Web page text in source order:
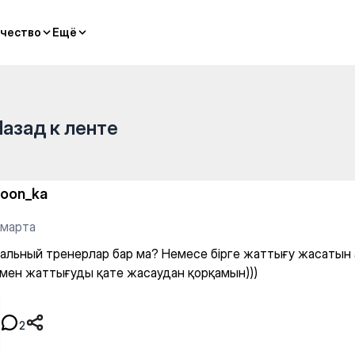
Ещё
Ещё
ма? Немесе бірге
к ленте
марта
тренерлар бар ма? Немесе бірге жаттығу
жаттығуды қате жасаудан қорқамын)))
2